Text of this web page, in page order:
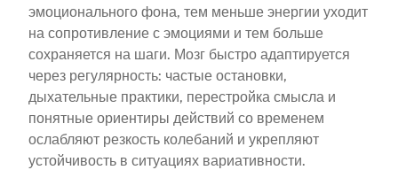
эмоционального фона, тем меньше энергии уходит
на сопротивление с эмоциями и тем больше
сохраняется на шаги. Мозг быстро адаптируется
через регулярность: частые остановки,
дыхательные практики, перестройка смысла и
понятные ориентиры действий со временем
ослабляют резкость колебаний и укрепляют
устойчивость в ситуациях вариативности.